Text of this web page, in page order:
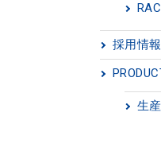
採用情報
生